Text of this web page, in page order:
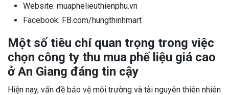
Website: muaphelieuthienphu.vn
Facebook: FB.com/hungthinhmart
Một số tiêu chí quan trọng trong việc
chọn công ty thu mua phế liệu giá cao
ở An Giang đáng tin cậy
Hiện nay, vấn đề bảo vệ môi trường và tài nguyên thiên nhiên